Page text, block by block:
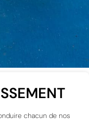
chacun de nos